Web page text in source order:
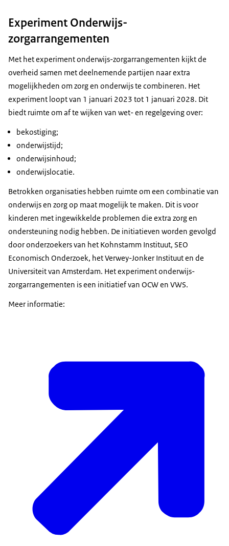
Experiment Onderwijs-
zorgarrangementen
Met het experiment onderwijs-zorgarrangementen kijkt de
overheid samen met deelnemende partijen naar extra
mogelijkheden om zorg en onderwijs te combineren. Het
experiment loopt van 1 januari 2023 tot 1 januari 2028. Dit
biedt ruimte om af te wijken van wet- en regelgeving over:
bekostiging;
onderwijstijd;
onderwijsinhoud;
onderwijslocatie.
Betrokken organisaties hebben ruimte om een combinatie van
onderwijs en zorg op maat mogelijk te maken. Dit is voor
kinderen met ingewikkelde problemen die extra zorg en
ondersteuning nodig hebben. De initiatieven worden gevolgd
door onderzoekers van het Kohnstamm Instituut, SEO
Economisch Onderzoek, het Verwey-Jonker Instituut en de
Universiteit van Amsterdam. Het experiment onderwijs-
zorgarrangementen is een initiatief van OCW en VWS.
Meer informatie: